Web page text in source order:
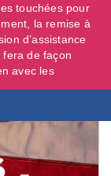
touchées pour
la remise à
d’assistance
fera de façon
avec les
...